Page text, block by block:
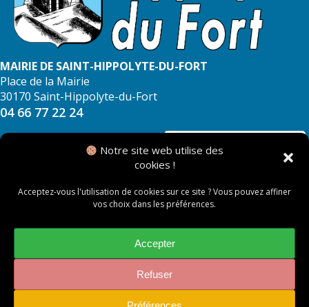
Notre site web utilise des
cookies !
Acceptez-vous l'utilisation de cookies sur ce site ? Vous pouvez affiner
vos choix dans les préférences.
Accepter
Refuser
MAIRIE DE SAINT-HIPPOLYTE-DU-FORT
Place de la Mairie
30170 Saint-Hippolyte-du-Fort
04 66 77 22 24
NOUS CONTACTER
Mentions légales
Politique des cookies